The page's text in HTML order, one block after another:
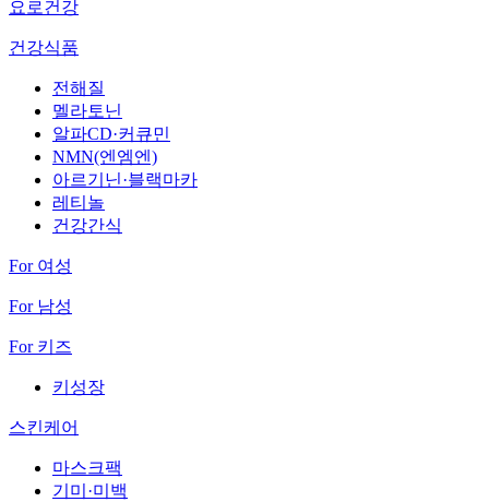
요로건강
건강식품
전해질
멜라토닌
알파CD·커큐민
NMN(엔엠엔)
아르기닌·블랙마카
레티놀
건강간식
For 여성
For 남성
For 키즈
키성장
스킨케어
마스크팩
기미·미백